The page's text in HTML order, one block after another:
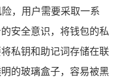
，用户需要采取一系
安全意识，将钱包的私
私钥和助记词存储在联
的玻璃盒子，容易被黑